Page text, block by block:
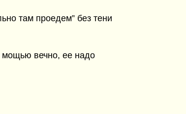
там проедем” без тени
мощью вечно, ее надо